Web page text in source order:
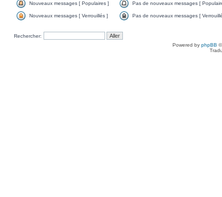
Nouveaux messages [ Populaires ] Pas de nouveaux messages [
Nouveaux messages [ Verrouillés ] Pas de nouveaux messages [
Rechercher:
Powered by phpBB